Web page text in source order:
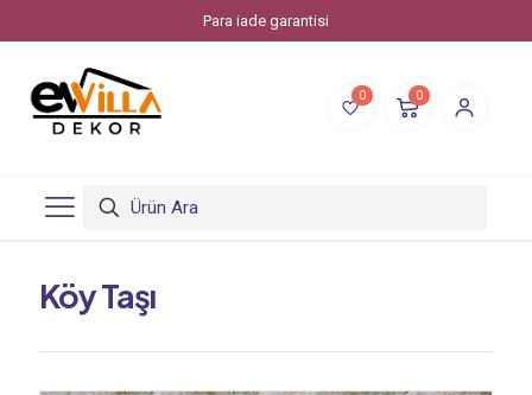
Para iade garantisi
0 0
Köy Taşı